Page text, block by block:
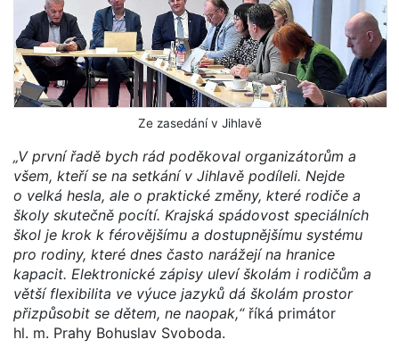
Ze zasedání v Jihlavě
„V první řadě bych rád poděkoval organizátorům a
všem, kteří se na setkání v Jihlavě podíleli. Nejde
o velká hesla, ale o praktické změny, které rodiče a
školy skutečně pocítí. Krajská spádovost speciálních
škol je krok k férovějšímu a dostupnějšímu systému
pro rodiny, které dnes často narážejí na hranice
kapacit. Elektronické zápisy uleví školám i rodičům a
větší flexibilita ve výuce jazyků dá školám prostor
přizpůsobit se dětem, ne naopak,“říká primátor
hl. m. Prahy Bohuslav Svoboda.